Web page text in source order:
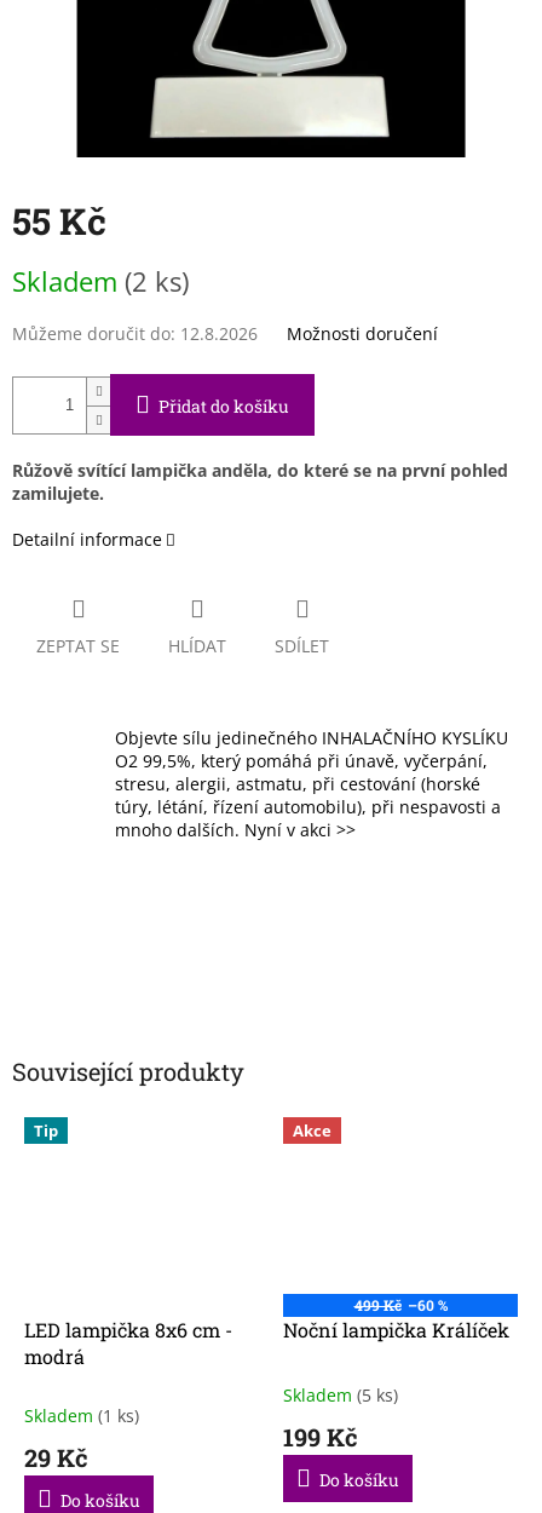
55 Kč
cena:
Skladem (2 ks)
Můžeme doručit do: 12.8.2026 Možnosti doručení
Přidat do košíku
Růžově svítící lampička anděla, do které se na první pohled
zamilujete.
Detailní informace
ZEPTAT SE HLÍDAT SDÍLET
Objevte sílu jedinečného INHALAČNÍHO KYSLÍKU
O2 99,5%, který pomáhá při únavě, vyčerpání,
stresu, alergii, astmatu, při cestování (horské
túry, létání, řízení automobilu), při nespavosti a
mnoho dalších. Nyní v akci >>
Související produkty
Tip
LED lampička 8x6 cm -
modrá
Skladem (1 ks)
29 Kč
Do košíku
Akce
499 Kč –60 %
Noční lampička Králíček
Průměrné
produktu
4,7
Skladem (5 ks)
199 Kč
Do košíku